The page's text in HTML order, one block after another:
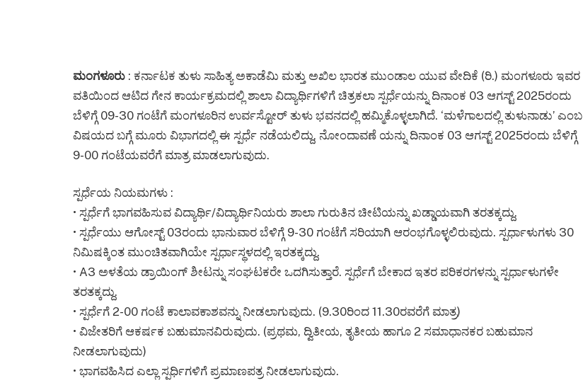
ಮಂಗಳೂರು : ಕರ್ನಾಟಕ ತುಳು ಸಾಹಿತ್ಯ ಅಕಾಡೆಮಿ ಮತ್ತು ಅಖಿಲ ಭಾರತ ಮುಂಡಾಲ ಯುವ ವೇದಿಕೆ (ರಿ.) ಮಂಗಳೂರು ಇವರ
ವತಿಯಿಂದ ಆಟಿದ ಗೇನ ಕಾರ್ಯಕ್ರಮದಲ್ಲಿ ಶಾಲಾ ವಿದ್ಯಾರ್ಥಿಗಳಿಗೆ ಚಿತ್ರಕಲಾ ಸ್ಪರ್ಧೆಯನ್ನು ದಿನಾಂಕ 03 ಆಗಸ್ಟ್ 2025ರಂದು
ಬೆಳಿಗ್ಗೆ 09-30 ಗಂಟೆಗೆ ಮಂಗಳೂರಿನ ಉರ್ವಸ್ಟೋರ್ ತುಳು ಭವನದಲ್ಲಿ ಹಮ್ಮಿಕೊಳ್ಳಲಾಗಿದೆ. ‘ಮಳೆಗಾಲದಲ್ಲಿ ತುಳುನಾಡು’ ಎಂಬ
ವಿಷಯದ ಬಗ್ಗೆ ಮೂರು ವಿಭಾಗದಲ್ಲಿ ಈ ಸ್ಪರ್ಧೆ ನಡೆಯಲಿದ್ದು, ನೋಂದಾವಣೆ ಯನ್ನು ದಿನಾಂಕ 03 ಆಗಸ್ಟ್ 2025ರಂದು ಬೆಳಿಗ್ಗೆ
9-00 ಗಂಟೆಯವರೆಗೆ ಮಾತ್ರ ಮಾಡಲಾಗುವುದು.
ಸ್ಪರ್ಧೆಯ ನಿಯಮಗಳು :
• ಸ್ಪರ್ಧೆಗೆ ಭಾಗವಹಿಸುವ ವಿದ್ಯಾರ್ಥಿ/ವಿದ್ಯಾರ್ಥಿನಿಯರು ಶಾಲಾ ಗುರುತಿನ ಚೀಟಿಯನ್ನು ಖಡ್ಡಾಯವಾಗಿ ತರತಕ್ಕದ್ದು.
• ಸ್ಪರ್ಧೆಯು ಆಗೋಸ್ಟ್ 03ರಂದು ಭಾನುವಾರ ಬೆಳಿಗ್ಗೆ 9-30 ಗಂಟೆಗೆ ಸರಿಯಾಗಿ ಆರಂಭಗೊಳ್ಳಲಿರುವುದು. ಸ್ಪರ್ಧಾಳುಗಳು 30
ನಿಮಿಷಕ್ಕಿಂತ ಮುಂಚಿತವಾಗಿಯೇ ಸ್ಪರ್ಧಾಸ್ಥಳದಲ್ಲಿ ಇರತಕ್ಕದ್ದು.
• A3 ಅಳತೆಯ ಡ್ರಾಯಿಂಗ್ ಶೀಟನ್ನು ಸಂಘಟಕರೇ ಒದಗಿಸುತ್ತಾರೆ. ಸ್ಪರ್ಧೆಗೆ ಬೇಕಾದ ಇತರ ಪರಿಕರಗಳನ್ನು ಸ್ಪರ್ಧಾಳುಗಳೇ
ತರತಕ್ಕದ್ದು.
• ಸ್ಪರ್ಧೆಗೆ 2-00 ಗಂಟೆ ಕಾಲಾವಕಾಶವನ್ನು ನೀಡಲಾಗುವುದು. (9.30ರಿಂದ 11.30ರವರೆಗೆ ಮಾತ್ರ)
• ವಿಜೇತರಿಗೆ ಆಕರ್ಷಕ ಬಹುಮಾನವಿರುವುದು. (ಪ್ರಥಮ, ದ್ವಿತೀಯ, ತೃತೀಯ ಹಾಗೂ 2 ಸಮಾಧಾನಕರ ಬಹುಮಾನ
ನೀಡಲಾಗುವುದು)
• ಭಾಗವಹಿಸಿದ ಎಲ್ಲಾ ಸ್ಪರ್ಧಿಗಳಿಗೆ ಪ್ರಮಾಣಪತ್ರ ನೀಡಲಾಗುವುದು.